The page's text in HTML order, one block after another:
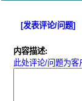
[发表评论/问题]
内容描述:
此处评论/问题为客